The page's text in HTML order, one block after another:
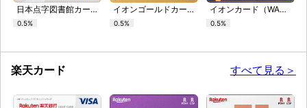
日本点字図書館カード
0.5%
イオンゴールドカード
0.5%
イオンカード（WAON一体型）
0.5%
楽天カード すべて見る＞